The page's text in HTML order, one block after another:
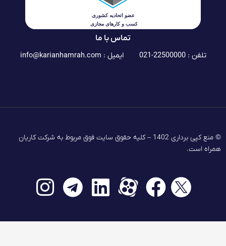
تماس با ما
تلفن : 22500000-021 ایمیل : info@karianhamrah.com
© منع کپی برداری 1402 – کلیه حقوق سایت فوق مربوط به شرکت کاریان
همراه است.